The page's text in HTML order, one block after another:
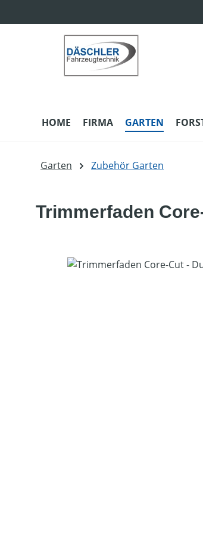
HOME FIRMA GARTEN
Garten Zubehör Garten
Trimmerfaden
Bildergalerie überspringen